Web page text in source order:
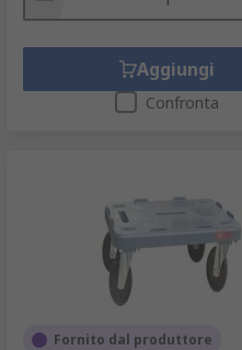
Aggiungi
Confronta
Fornito dal produttore